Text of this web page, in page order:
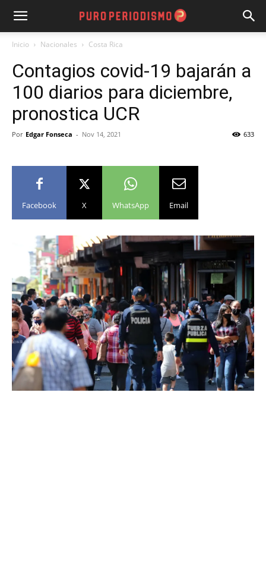
Inicio Nacionales Costa Rica
Contagios covid-19 bajarán a
100 diarios para diciembre,
pronostica UCR
Por Edgar Fonseca - Nov 14, 2021 633
Facebook X WhatsApp Email